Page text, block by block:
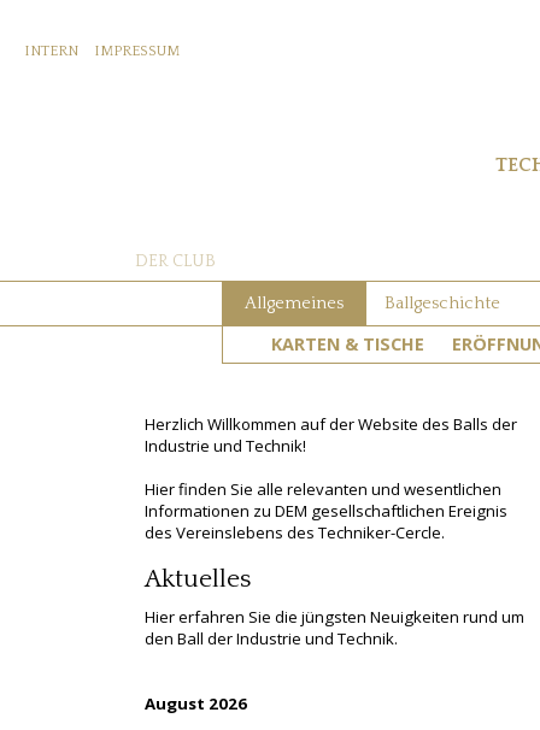
INTERN IMPRESSUM
DER CLUB
Allgemeines
KARTEN & TISCHE
Ballgeschichte
Herzlich Willkommen auf der Website des Balls der
Industrie und Technik!
Hier finden Sie alle relevanten und wesentlichen
Informationen zu DEM gesellschaftlichen Ereignis
des Vereinslebens des Techniker-Cercle.
Aktuelles
Hier erfahren Sie die jüngsten Neuigkeiten rund um
den Ball der Industrie und Technik.
August 2026